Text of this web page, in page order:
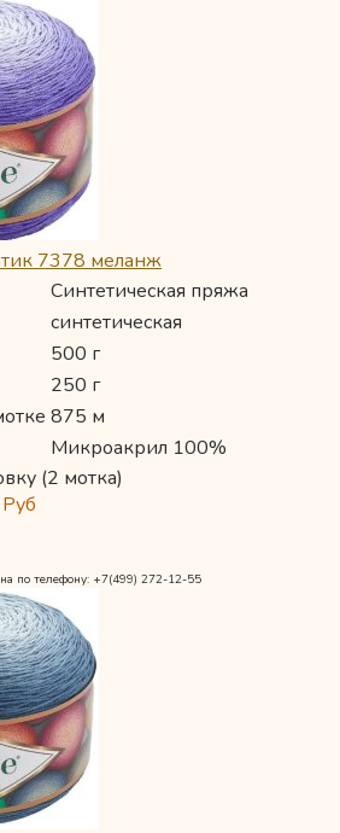
7378 меланж
Синтетическая пряжа
синтетическая
500 г
250 г
875 м
Микроакрил 100%
(2 мотка)
Руб
по телефону: +7(499) 272-12-55